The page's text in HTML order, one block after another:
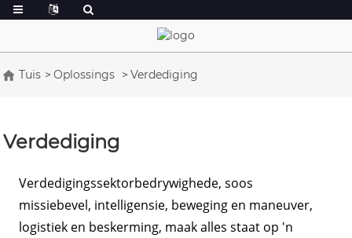
Tuis Oplossings Verdediging
Verdediging
Verdedigingssektorbedrywighede, soos
missiebevel, intelligensie, beweging en maneuver,
logistiek en beskerming, maak alles staat op 'n